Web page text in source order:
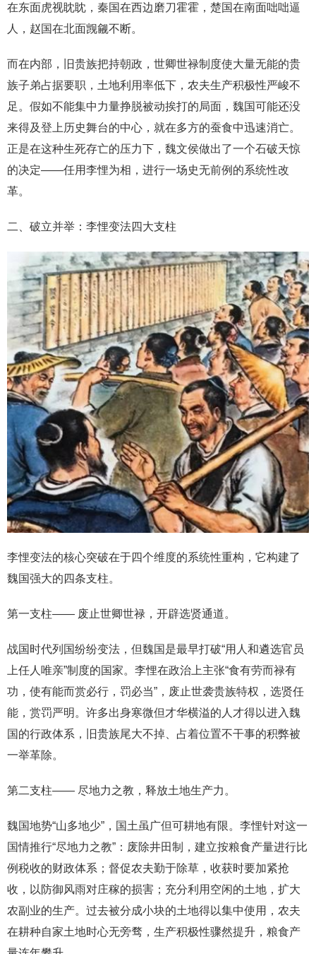
在东面虎视眈眈，秦国在西边磨刀霍霍，楚国在南面咄咄逼
人，赵国在北面觊觎不断。
而在内部，旧贵族把持朝政，世卿世禄制度使大量无能的贵
族子弟占据要职，土地利用率低下，农夫生产积极性严峻不
足。假如不能集中力量挣脱被动挨打的局面，魏国可能还没
来得及登上历史舞台的中心，就在多方的蚕食中迅速消亡。
正是在这种生死存亡的压力下，魏文侯做出了一个石破天惊
的决定——任用李悝为相，进行一场史无前例的系统性改
革。
二、破立并举：李悝变法四大支柱
李悝变法的核心突破在于四个维度的系统性重构，它构建了
魏国强大的四条支柱。
第一支柱—— 废止世卿世禄，开辟选贤通道。
战国时代列国纷纷变法，但魏国是最早打破“用人和遴选官员
上任人唯亲”制度的国家。李悝在政治上主张“食有劳而禄有
功，使有能而赏必行，罚必当”，废止世袭贵族特权，选贤任
能，赏罚严明。许多出身寒微但才华横溢的人才得以进入魏
国的行政体系，旧贵族尾大不掉、占着位置不干事的积弊被
一举革除。
第二支柱—— 尽地力之教，释放土地生产力。
魏国地势“山多地少”，国土虽广但可耕地有限。李悝针对这一
国情推行“尽地力之教”：废除井田制，建立按粮食产量进行比
例税收的财政体系；督促农夫勤于除草，收获时要加紧抢
收，以防御风雨对庄稼的损害；充分利用空闲的土地，扩大
农副业的生产。过去被分成小块的土地得以集中使用，农夫
在耕种自家土地时心无旁骛，生产积极性骤然提升，粮食产